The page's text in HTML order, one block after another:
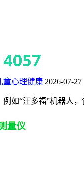
童心理健康 2026-07-27
如“汪多福”机器人